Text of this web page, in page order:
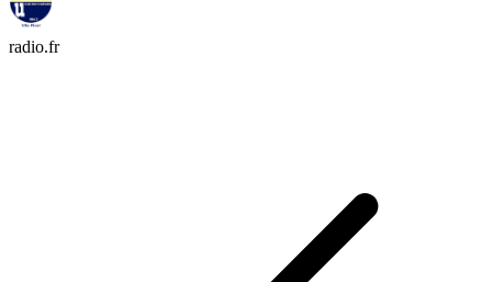
radio.fr